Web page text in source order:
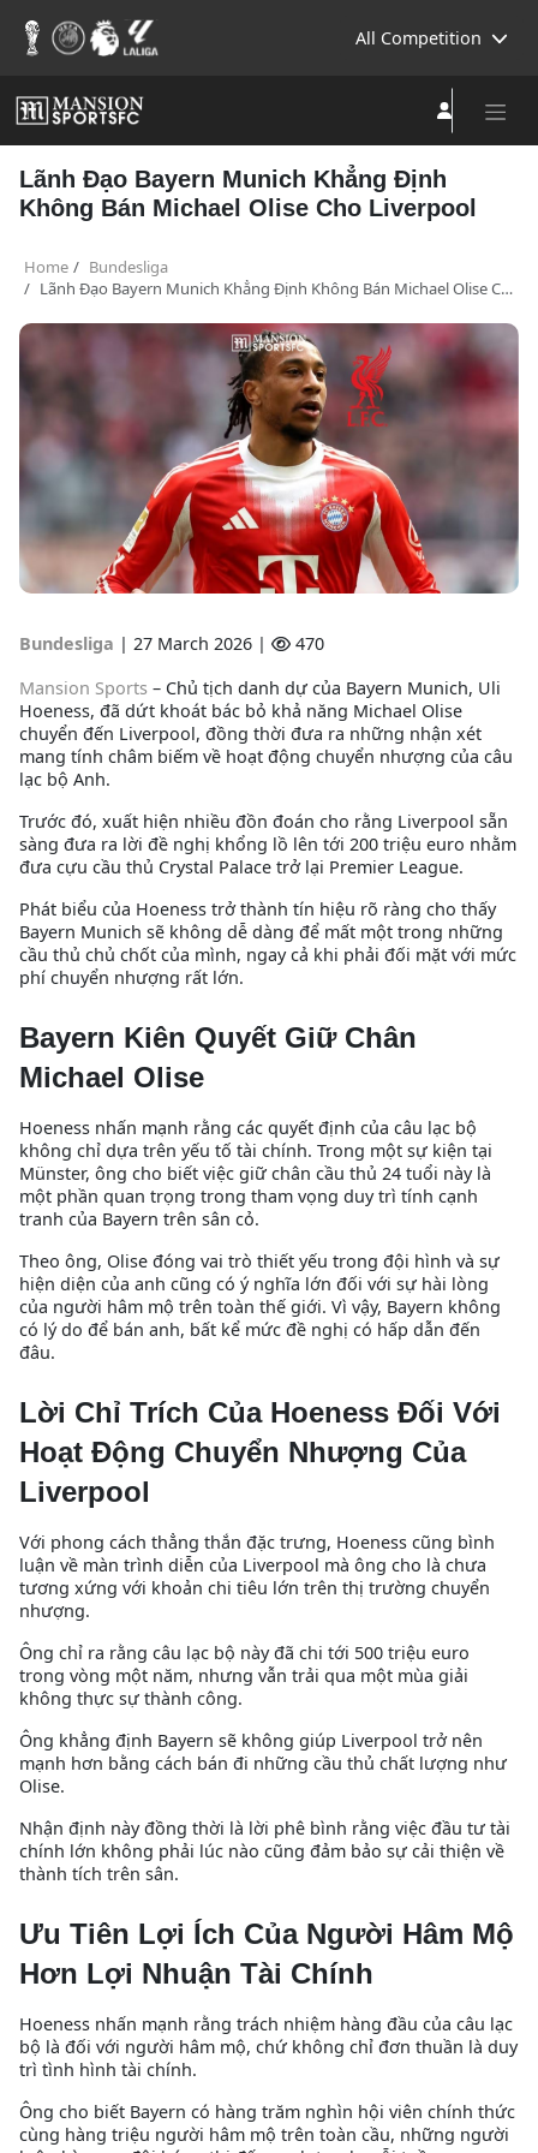
All Competition
Lãnh Đạo Bayern Munich Khẳng Định
Không Bán Michael Olise Cho Liverpool
Home
Bundesliga
Lãnh Đạo Bayern Munich Khẳng Định Không Bán Michael Olise Cho Liverpool
Bundesliga | 27 March 2026 |
470
Mansion Sports – Chủ tịch danh dự của Bayern Munich, Uli
Hoeness, đã dứt khoát bác bỏ khả năng Michael Olise
chuyển đến Liverpool, đồng thời đưa ra những nhận xét
mang tính châm biếm về hoạt động chuyển nhượng của câu
lạc bộ Anh.
Trước đó, xuất hiện nhiều đồn đoán cho rằng Liverpool sẵn
sàng đưa ra lời đề nghị khổng lồ lên tới 200 triệu euro nhằm
đưa cựu cầu thủ Crystal Palace trở lại Premier League.
Phát biểu của Hoeness trở thành tín hiệu rõ ràng cho thấy
Bayern Munich sẽ không dễ dàng để mất một trong những
cầu thủ chủ chốt của mình, ngay cả khi phải đối mặt với mức
phí chuyển nhượng rất lớn.
Bayern Kiên Quyết Giữ Chân
Michael Olise
Hoeness nhấn mạnh rằng các quyết định của câu lạc bộ
không chỉ dựa trên yếu tố tài chính. Trong một sự kiện tại
Münster, ông cho biết việc giữ chân cầu thủ 24 tuổi này là
một phần quan trọng trong tham vọng duy trì tính cạnh
tranh của Bayern trên sân cỏ.
Theo ông, Olise đóng vai trò thiết yếu trong đội hình và sự
hiện diện của anh cũng có ý nghĩa lớn đối với sự hài lòng
của người hâm mộ trên toàn thế giới. Vì vậy, Bayern không
có lý do để bán anh, bất kể mức đề nghị có hấp dẫn đến
đâu.
Lời Chỉ Trích Của Hoeness Đối Với
Hoạt Động Chuyển Nhượng Của
Liverpool
Với phong cách thẳng thắn đặc trưng, Hoeness cũng bình
luận về màn trình diễn của Liverpool mà ông cho là chưa
tương xứng với khoản chi tiêu lớn trên thị trường chuyển
nhượng.
Ông chỉ ra rằng câu lạc bộ này đã chi tới 500 triệu euro
trong vòng một năm, nhưng vẫn trải qua một mùa giải
không thực sự thành công.
Ông khẳng định Bayern sẽ không giúp Liverpool trở nên
mạnh hơn bằng cách bán đi những cầu thủ chất lượng như
Olise.
Nhận định này đồng thời là lời phê bình rằng việc đầu tư tài
chính lớn không phải lúc nào cũng đảm bảo sự cải thiện về
thành tích trên sân.
Ưu Tiên Lợi Ích Của Người Hâm Mộ
Hơn Lợi Nhuận Tài Chính
Hoeness nhấn mạnh rằng trách nhiệm hàng đầu của câu lạc
bộ là đối với người hâm mộ, chứ không chỉ đơn thuần là duy
trì tình hình tài chính.
Ông cho biết Bayern có hàng trăm nghìn hội viên chính thức
cùng hàng triệu người hâm mộ trên toàn cầu, những người